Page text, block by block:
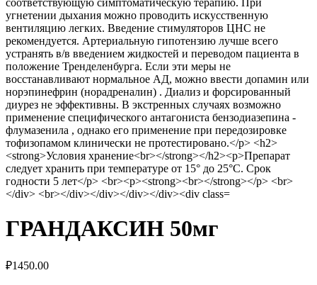
ГРАНДАКСИН 50мг
₽1450.00